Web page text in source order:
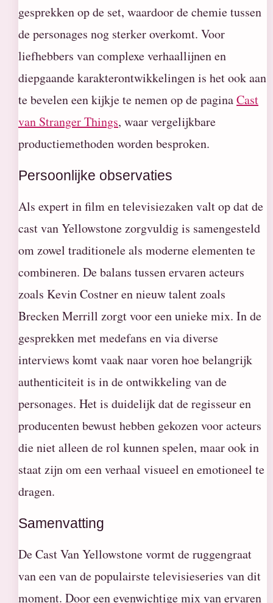
gesprekken op de set, waardoor de chemie tussen
de personages nog sterker overkomt. Voor
liefhebbers van complexe verhaallijnen en
diepgaande karakterontwikkelingen is het ook aan
te bevelen een kijkje te nemen op de paginaCast
van Stranger Things, waar vergelijkbare
productiemethoden worden besproken.
Persoonlijke observaties
Als expert in film en televisiezaken valt op dat de
cast van Yellowstone zorgvuldig is samengesteld
om zowel traditionele als moderne elementen te
combineren. De balans tussen ervaren acteurs
zoals Kevin Costner en nieuw talent zoals
Brecken Merrill zorgt voor een unieke mix. In de
gesprekken met medefans en via diverse
interviews komt vaak naar voren hoe belangrijk
authenticiteit is in de ontwikkeling van de
personages. Het is duidelijk dat de regisseur en
producenten bewust hebben gekozen voor acteurs
die niet alleen de rol kunnen spelen, maar ook in
staat zijn om een verhaal visueel en emotioneel te
dragen.
Samenvatting
De Cast Van Yellowstone vormt de ruggengraat
van een van de populairste televisieseries van dit
moment. Door een evenwichtige mix van ervaren